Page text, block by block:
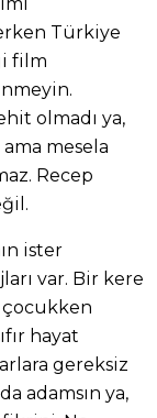
Türkiye
film
olmadı ya,
mesela
Recep
ister
var. Bir kere
çocukken
hayat
gereksiz
adamsın ya,